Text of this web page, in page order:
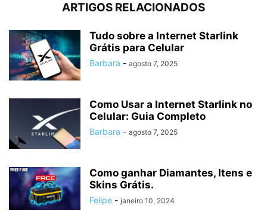
ARTIGOS RELACIONADOS
Tudo sobre a Internet Starlink
Grátis para Celular
Barbara - agosto 7, 2025
Como Usar a Internet Starlink no
Celular: Guia Completo
Barbara - agosto 7, 2025
Como ganhar Diamantes, Itens e
Skins Grátis.
Felipe - janeiro 10, 2024